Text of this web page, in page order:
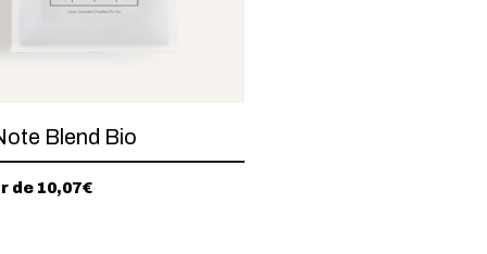
Blend Bio
de 10,07€